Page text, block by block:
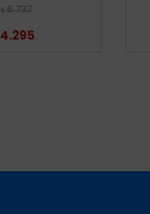
$ 6.737
4.295